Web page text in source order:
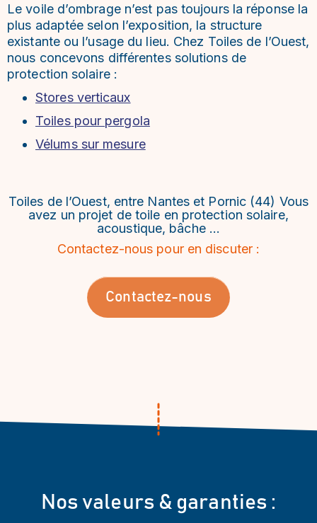
Le voile d’ombrage n’est pas toujours la réponse la
plus adaptée selon l’exposition, la structure
existante ou l’usage du lieu. Chez Toiles de l’Ouest,
nous concevons différentes solutions de
protection solaire :
Stores verticaux
Toiles pour pergola
Vélums sur mesure
Toiles de l’Ouest, entre Nantes et Pornic (44) Vous
avez un projet de toile en protection solaire,
acoustique, bâche …
Contactez-nous pour en discuter :
Contactez-nous
Nos valeurs & garanties :